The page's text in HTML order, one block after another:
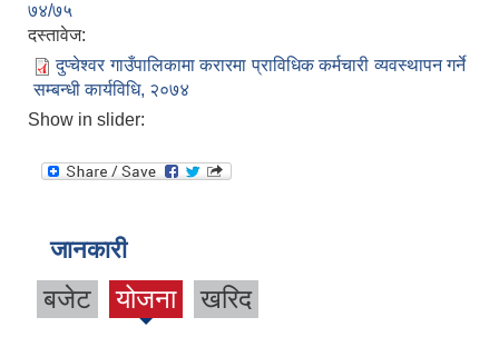
७४/७५
दस्तावेज:
दुप्चेश्वर गाउँपालिकामा करारमा प्राविधिक कर्मचारी व्यवस्थापन गर्ने
सम्बन्धी कार्यविधि, २०७४
Show in slider:
जानकारी
बजेट योजना खरिद